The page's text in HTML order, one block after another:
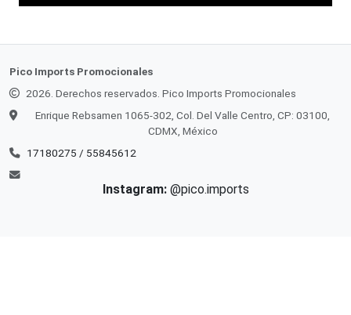
Pico Imports Promocionales
2026. Derechos reservados. Pico Imports Promocionales
Enrique Rebsamen 1065-302, Col. Del Valle Centro, CP: 03100,
CDMX, México
17180275 / 55845612
Instagram: @pico.imports